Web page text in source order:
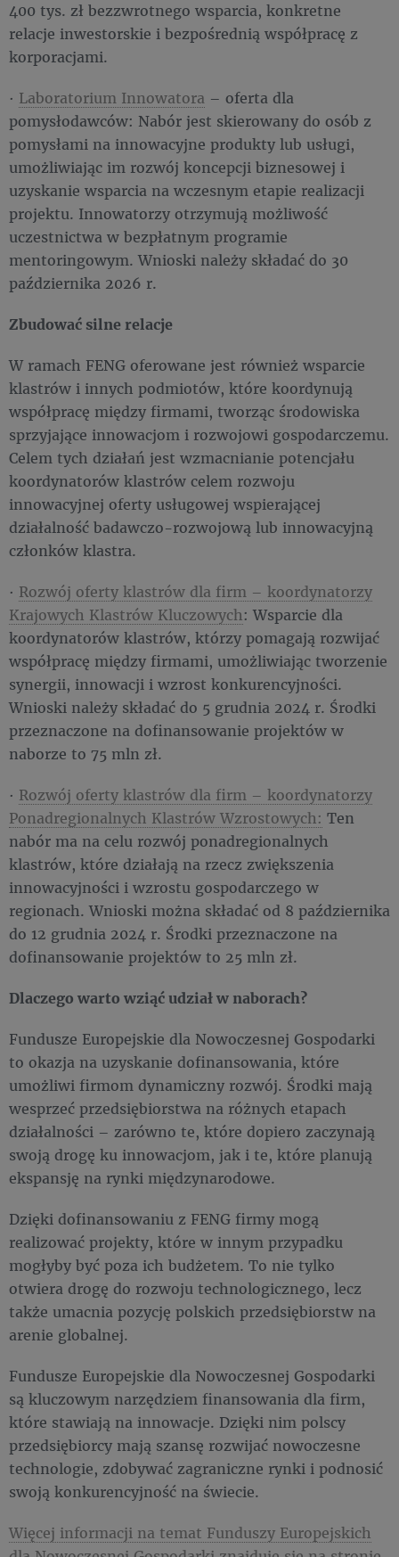
400 tys. zł bezzwrotnego wsparcia, konkretne
relacje inwestorskie i bezpośrednią współpracę z
korporacjami.
· Laboratorium Innowatora – oferta dla
pomysłodawców: Nabór jest skierowany do osób z
pomysłami na innowacyjne produkty lub usługi,
umożliwiając im rozwój koncepcji biznesowej i
uzyskanie wsparcia na wczesnym etapie realizacji
projektu. Innowatorzy otrzymują możliwość
uczestnictwa w bezpłatnym programie
mentoringowym. Wnioski należy składać do 30
października 2026 r.
Zbudować silne relacje
W ramach FENG oferowane jest również wsparcie
klastrów i innych podmiotów, które koordynują
współpracę między firmami, tworząc środowiska
sprzyjające innowacjom i rozwojowi gospodarczemu.
Celem tych działań jest wzmacnianie potencjału
koordynatorów klastrów celem rozwoju
innowacyjnej oferty usługowej wspierającej
działalność badawczo-rozwojową lub innowacyjną
członków klastra.
· Rozwój oferty klastrów dla firm – koordynatorzy
Krajowych Klastrów Kluczowych: Wsparcie dla
koordynatorów klastrów, którzy pomagają rozwijać
współpracę między firmami, umożliwiając tworzenie
synergii, innowacji i wzrost konkurencyjności.
Wnioski należy składać do 5 grudnia 2024 r. Środki
przeznaczone na dofinansowanie projektów w
naborze to 75 mln zł.
· Rozwój oferty klastrów dla firm – koordynatorzy
Ponadregionalnych Klastrów Wzrostowych: Ten
nabór ma na celu rozwój ponadregionalnych
klastrów, które działają na rzecz zwiększenia
innowacyjności i wzrostu gospodarczego w
regionach. Wnioski można składać od 8 października
do 12 grudnia 2024 r. Środki przeznaczone na
dofinansowanie projektów to 25 mln zł.
Dlaczego warto wziąć udział w naborach?
Fundusze Europejskie dla Nowoczesnej Gospodarki
to okazja na uzyskanie dofinansowania, które
umożliwi firmom dynamiczny rozwój. Środki mają
wesprzeć przedsiębiorstwa na różnych etapach
działalności – zarówno te, które dopiero zaczynają
swoją drogę ku innowacjom, jak i te, które planują
ekspansję na rynki międzynarodowe.
Dzięki dofinansowaniu z FENG firmy mogą
realizować projekty, które w innym przypadku
mogłyby być poza ich budżetem. To nie tylko
otwiera drogę do rozwoju technologicznego, lecz
także umacnia pozycję polskich przedsiębiorstw na
arenie globalnej.
Fundusze Europejskie dla Nowoczesnej Gospodarki
są kluczowym narzędziem finansowania dla firm,
które stawiają na innowacje. Dzięki nim polscy
przedsiębiorcy mają szansę rozwijać nowoczesne
technologie, zdobywać zagraniczne rynki i podnosić
swoją konkurencyjność na świecie.
Więcej informacji na temat Funduszy Europejskich